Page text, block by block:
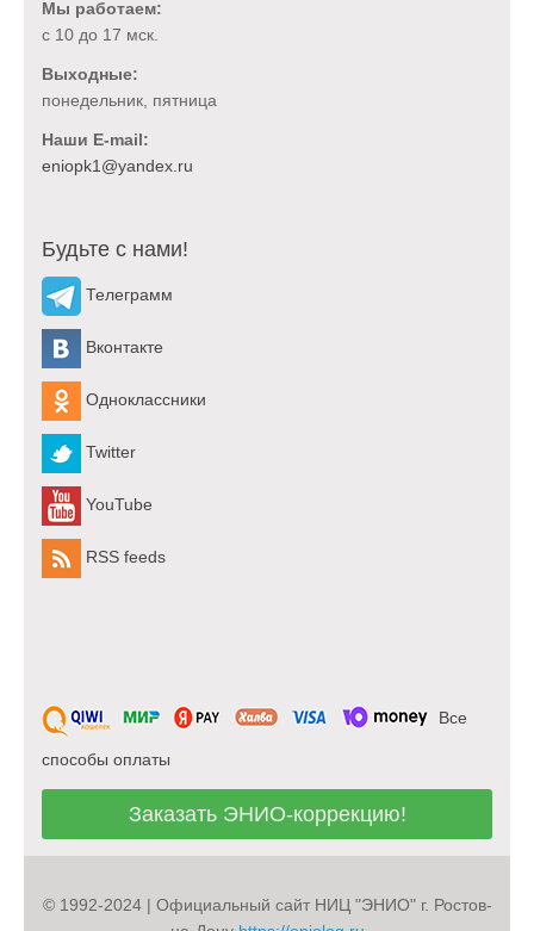
Мы работаем:
с 10 до 17 мск.
Выходные:
понедельник, пятница
Наши E-mail:
Будьте с нами!
Телеграмм
Вконтакте
Одноклассники
Twitter
YouTube
RSS feeds
Все
способы оплаты
Заказать ЭНИО-коррекцию!
© 1992-2024 | Официальный сайт НИЦ "ЭНИО" г. Ростов-